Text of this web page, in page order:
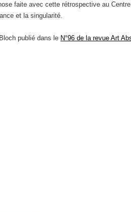
faite avec cette rétrospective au
et la singularité.
publié dans le N°96 de la revue Art